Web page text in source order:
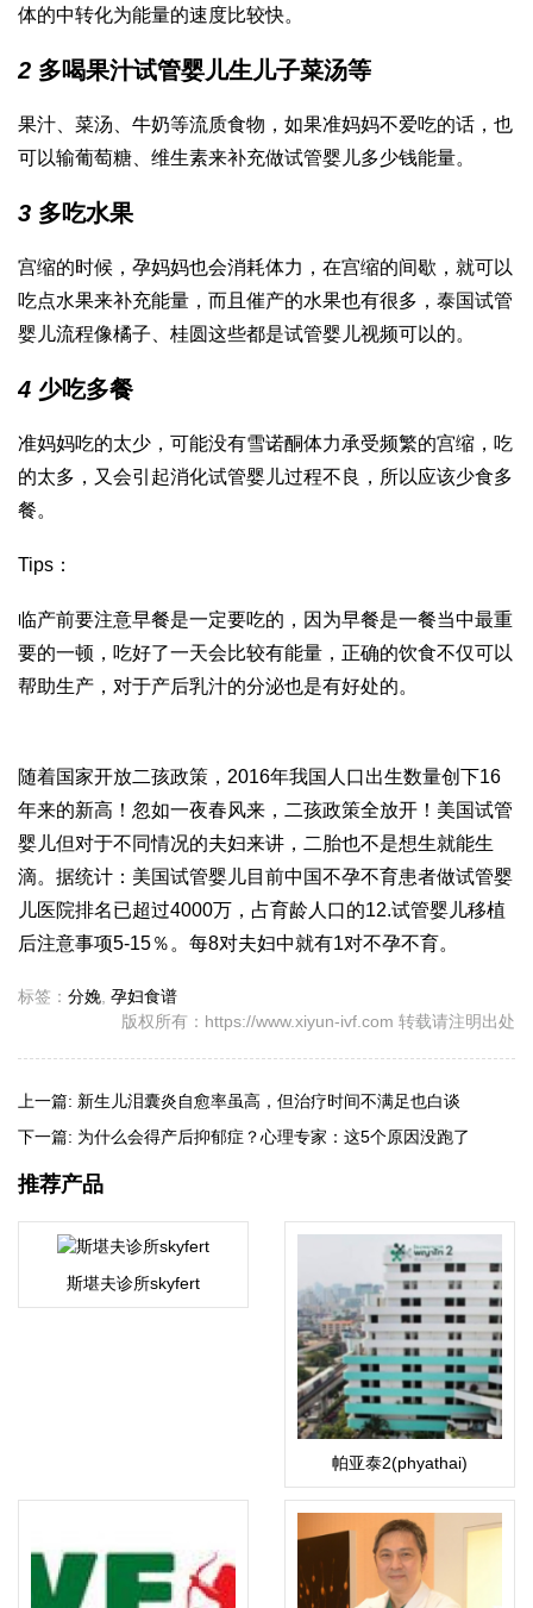
体的中转化为能量的速度比较快。
2 多喝果汁试管婴儿生儿子菜汤等
果汁、菜汤、牛奶等流质食物，如果准妈妈不爱吃的话，也
可以输葡萄糖、维生素来补充做试管婴儿多少钱能量。
3 多吃水果
宫缩的时候，孕妈妈也会消耗体力，在宫缩的间歇，就可以
吃点水果来补充能量，而且催产的水果也有很多， 泰国试管
婴儿流程像橘子、桂圆这些都是试管婴儿视频可以的。
4 少吃多餐
准妈妈吃的太少，可能没有雪诺酮体力承受频繁的宫缩，吃
的太多，又会引起消化试管婴儿过程不良，所以应该少食多
餐。
Tips：
临产前要注意早餐是一定要吃的，因为早餐是一餐当中最重
要的一顿，吃好了一天会比较有能量，正确的饮食不仅可以
帮助生产，对于产后乳汁的分泌也是有好处的。
随着国家开放二孩政策，2016年我国人口出生数量创下16
年来的新高！忽如一夜春风来，二孩政策全放开！美国试管
婴儿但对于不同情况的夫妇来讲，二胎也不是想生就能生
滴。据统计：美国试管婴儿目前中国不孕不育患者做试管婴
儿医院排名已超过4000万，占育龄人口的12.试管婴儿移植
后注意事项5-15％。每8对夫妇中就有1对不孕不育。
标签： 分娩, 孕妇食谱
版权所有：https://www.xiyun-ivf.com 转载请注明出处
上一篇: 新生儿泪囊炎自愈率虽高，但治疗时间不满足也白谈
下一篇: 为什么会得产后抑郁症？心理专家：这5个原因没跑了
推荐产品
斯堪夫诊所skyfert
帕亚泰2(phyathai)